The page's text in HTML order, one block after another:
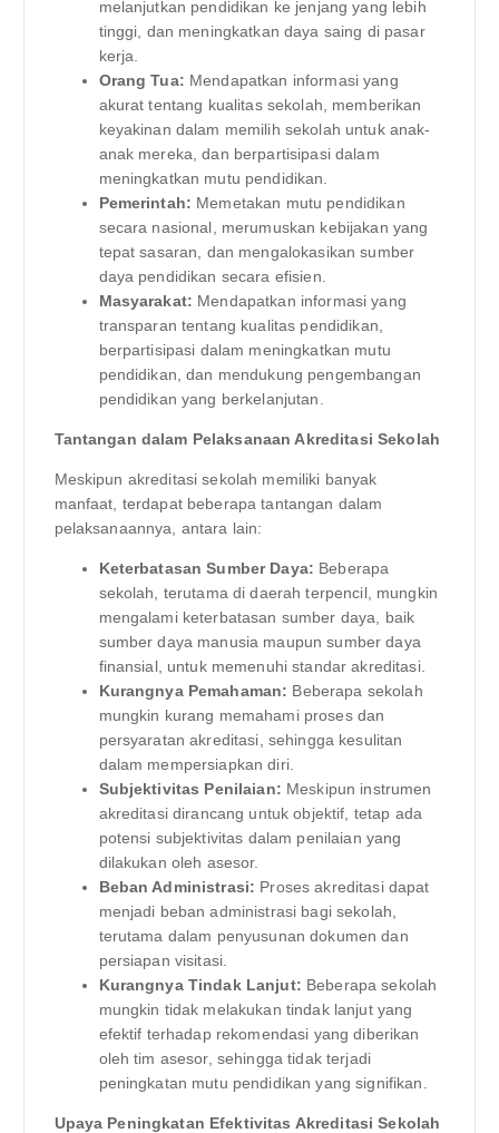
melanjutkan pendidikan ke jenjang yang lebih
tinggi, dan meningkatkan daya saing di pasar
kerja.
Orang Tua: Mendapatkan informasi yang
akurat tentang kualitas sekolah, memberikan
keyakinan dalam memilih sekolah untuk anak-
anak mereka, dan berpartisipasi dalam
meningkatkan mutu pendidikan.
Pemerintah: Memetakan mutu pendidikan
secara nasional, merumuskan kebijakan yang
tepat sasaran, dan mengalokasikan sumber
daya pendidikan secara efisien.
Masyarakat: Mendapatkan informasi yang
transparan tentang kualitas pendidikan,
berpartisipasi dalam meningkatkan mutu
pendidikan, dan mendukung pengembangan
pendidikan yang berkelanjutan.
Tantangan dalam Pelaksanaan Akreditasi Sekolah
Meskipun akreditasi sekolah memiliki banyak
manfaat, terdapat beberapa tantangan dalam
pelaksanaannya, antara lain:
Keterbatasan Sumber Daya: Beberapa
sekolah, terutama di daerah terpencil, mungkin
mengalami keterbatasan sumber daya, baik
sumber daya manusia maupun sumber daya
finansial, untuk memenuhi standar akreditasi.
Kurangnya Pemahaman: Beberapa sekolah
mungkin kurang memahami proses dan
persyaratan akreditasi, sehingga kesulitan
dalam mempersiapkan diri.
Subjektivitas Penilaian: Meskipun instrumen
akreditasi dirancang untuk objektif, tetap ada
potensi subjektivitas dalam penilaian yang
dilakukan oleh asesor.
Beban Administrasi: Proses akreditasi dapat
menjadi beban administrasi bagi sekolah,
terutama dalam penyusunan dokumen dan
persiapan visitasi.
Kurangnya Tindak Lanjut: Beberapa sekolah
mungkin tidak melakukan tindak lanjut yang
efektif terhadap rekomendasi yang diberikan
oleh tim asesor, sehingga tidak terjadi
peningkatan mutu pendidikan yang signifikan.
Upaya Peningkatan Efektivitas Akreditasi Sekolah